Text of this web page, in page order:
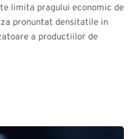
limita pragului economic de
pronuntat densitatile in
a productiilor de